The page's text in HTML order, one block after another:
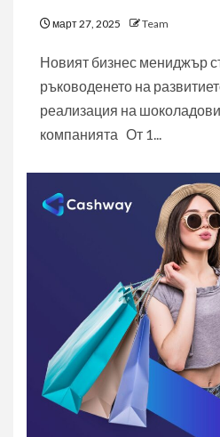
март 27, 2025 Team
Новият бизнес мениджър
ръководенето на
реализация на
компанията От 1...